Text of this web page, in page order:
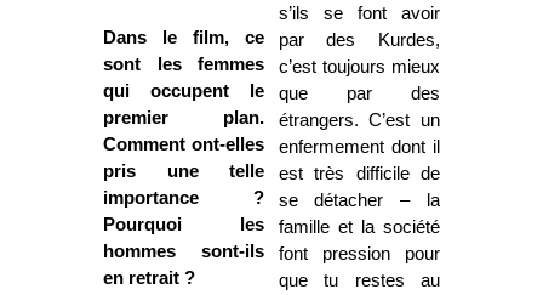
Dans le film, ce
sont les femmes
qui occupent le
premier plan.
Comment ont-elles
pris une telle
importance ?
Pourquoi les
hommes sont-ils
en retrait ?
s’ils se font avoir
par des Kurdes,
c’est toujours mieux
que par des
étrangers. C’est un
enfermement dont il
est très difficile de
se détacher – la
famille et la société
font pression pour
que tu restes au